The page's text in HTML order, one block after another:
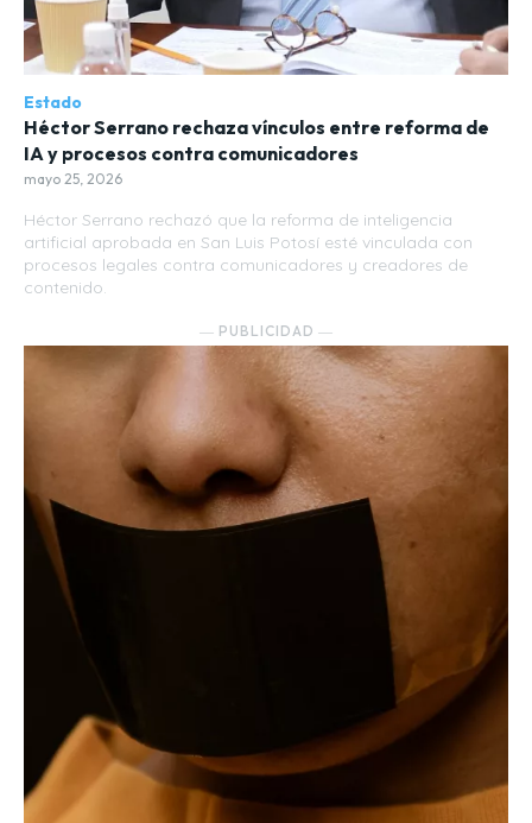
Estado
Héctor Serrano rechaza vínculos entre reforma de
IA y procesos contra comunicadores
mayo 25, 2026
Héctor Serrano rechazó que la reforma de inteligencia
artificial aprobada en San Luis Potosí esté vinculada con
procesos legales contra comunicadores y creadores de
contenido.
― PUBLICIDAD ―